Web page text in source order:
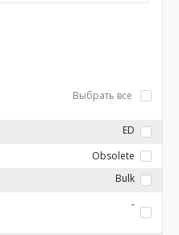
Выбрать все
ED
Obsolete
Bulk
-